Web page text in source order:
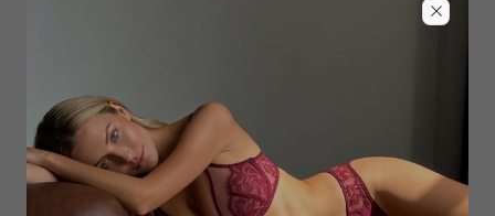
ANNETTE LINGERIE ANNETTE LINGERIE